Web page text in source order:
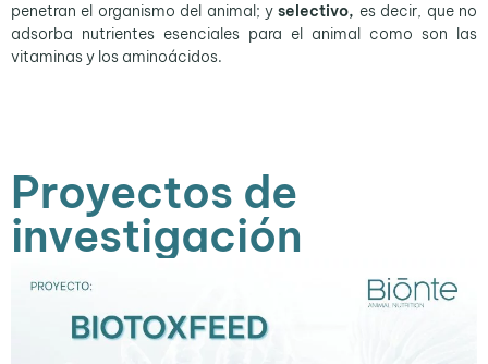
penetran el organismo del animal; yselectivo, es decir, que no
adsorba nutrientes esenciales para el animal como son las
vitaminas y los aminoácidos.
Proyectos de
investigación